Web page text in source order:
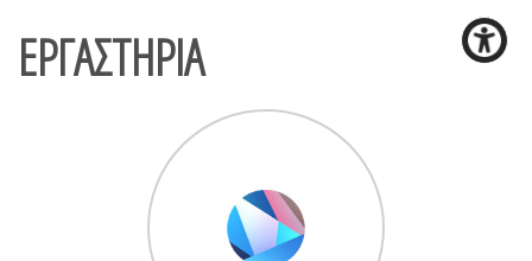
ΕΡΓΑΣΤΗΡΙΑ